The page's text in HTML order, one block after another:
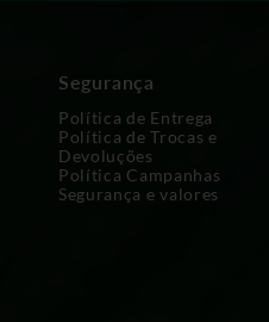
Segurança
Política de Entrega
Política de Trocas e
Devoluções
Política Campanhas
Segurança e valores